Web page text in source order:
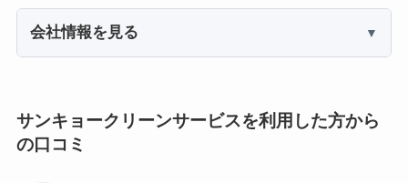
会社情報を見る
サンキョークリーンサービスを利用した方から
の口コミ